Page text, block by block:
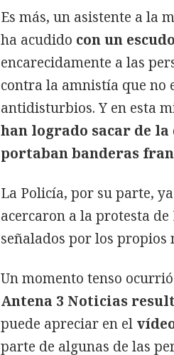
Es más, un asistente a la
ha acudido con un
encarecidamente a las
contra la amnistía que no
antidisturbios. Y en esta
han logrado sacar de la
portaban banderas
La Policía, por su parte,
acercaron a la protesta de
señalados por los propios
Un momento tenso
Antena 3 Noticias
puede apreciar en el
parte de algunas de las